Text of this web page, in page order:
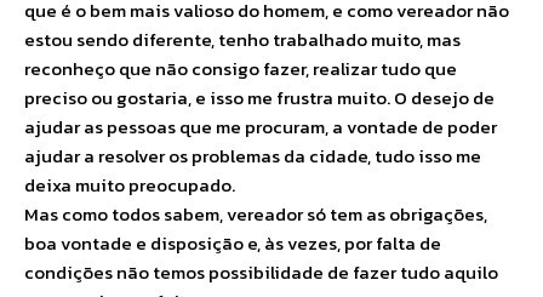
que é o bem mais valioso do homem, e como vereador não
estou sendo diferente, tenho trabalhado muito, mas
reconheço que não consigo fazer, realizar tudo que
preciso ou gostaria, e isso me frustra muito. O desejo de
ajudar as pessoas que me procuram, a vontade de poder
ajudar a resolver os problemas da cidade, tudo isso me
deixa muito preocupado.
Mas como todos sabem, vereador só tem as obrigações,
boa vontade e disposição e, às vezes, por falta de
condições não temos possibilidade de fazer tudo aquilo